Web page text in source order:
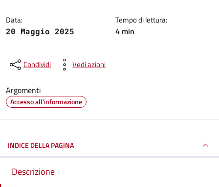
Data:
20 Maggio 2025
Tempo di lettura:
4 min
Condividi Vedi azioni
Argomenti
Accesso all'informazione
INDICE DELLA PAGINA
Descrizione